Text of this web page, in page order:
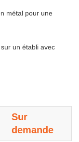
métal pour une
un établi avec
Sur
demande